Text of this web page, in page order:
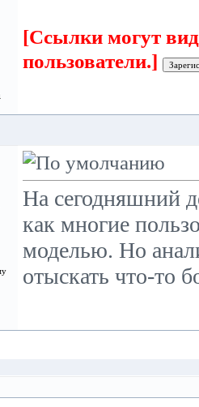
[Ссылки могут
пользователи.]
На сегодняшний
как многие
моделью. Но
отыскать что-то